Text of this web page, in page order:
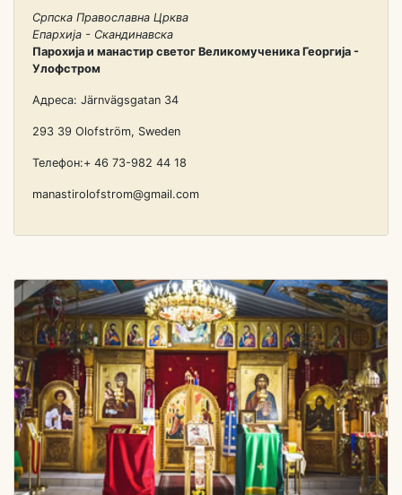
Српска Православна Црква
Епархија - Скандинавска
Парохија и манастир светог Великомученика Георгија -
Улофстром
Адреса: Järnvägsgatan 34
293 39 Olofström, Sweden
Телефон:+ 46 73-982 44 18
manastirolofstrom@gmail.com